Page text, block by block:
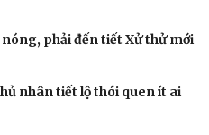
phải đến tiết Xử thử mới
nhân tiết lộ thói quen ít ai